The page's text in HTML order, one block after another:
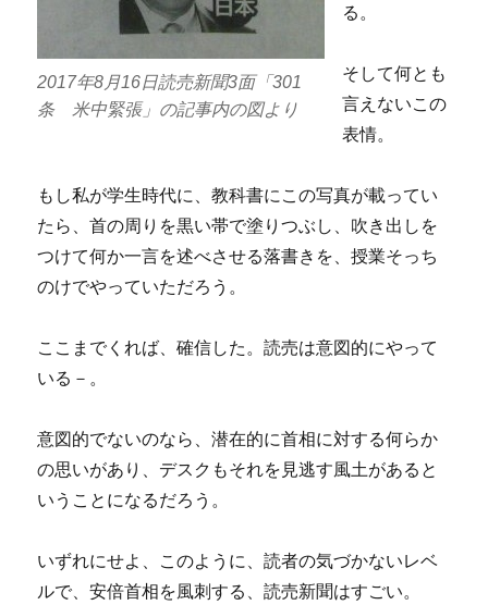
2017年8月16日読売新聞3面「301
条 米中緊張」の記事内の図より
る。
そして何とも
言えないこの
表情。
もし私が学生時代に、教科書にこの写真が載ってい
たら、首の周りを黒い帯で塗りつぶし、吹き出しを
つけて何か一言を述べさせる落書きを、授業そっち
のけでやっていただろう。
ここまでくれば、確信した。読売は意図的にやって
いる－。
意図的でないのなら、潜在的に首相に対する何らか
の思いがあり、デスクもそれを見逃す風土があると
いうことになるだろう。
いずれにせよ、このように、読者の気づかないレベ
ルで、安倍首相を風刺する、読売新聞はすごい。